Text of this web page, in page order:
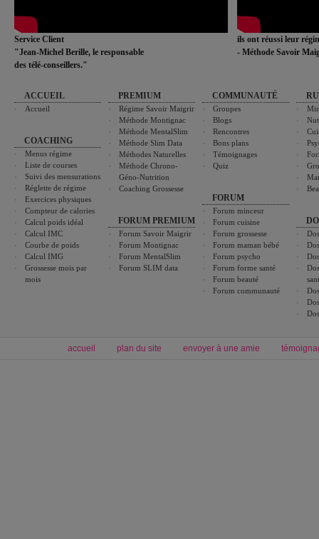
Service Client
"Jean-Michel Berille, le responsable
des télé-conseillers."
ils ont réussi leur
- Méthode Savoir
ACCUEIL
Accueil
COACHING
Menus régime
Liste de courses
Suivi des mensurations
Réglette de régime
Exercices physiques
Compteur de calories
Calcul poids idéal
Calcul IMC
Courbe de poids
Calcul IMG
Grossesse mois par
mois
PREMIUM
Régime Savoir Maigrir
Méthode Montignac
Méthode MentalSlim
Méthode Slim Data
Méthodes Naturelles
Méthode Chrono-
Géno-Nutrition
Coaching Grossesse
FORUM PREMIUM
Forum Savoir Maigrir
Forum Montignac
Forum MentalSlim
Forum SLIM data
COMMUNAUTÉ
Groupes
Blogs
Rencontres
Bons plans
Témoignages
Quiz
FORUM
Forum minceur
Forum cuisine
Forum grossesse
Forum maman bébé
Forum psycho
Forum forme santé
Forum beauté
Forum communauté
accueil plan du site envoyer à une amie